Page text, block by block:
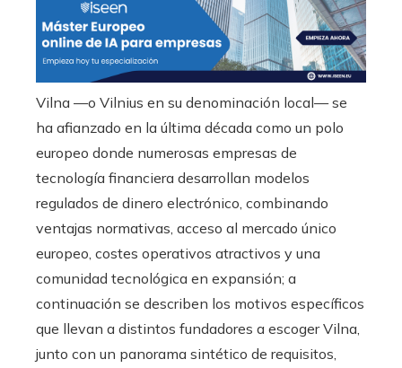
Vilna —o Vilnius en su denominación local— se
ha afianzado en la última década como un polo
europeo donde numerosas empresas de
tecnología financiera desarrollan modelos
regulados de dinero electrónico, combinando
ventajas normativas, acceso al mercado único
europeo, costes operativos atractivos y una
comunidad tecnológica en expansión; a
continuación se describen los motivos específicos
que llevan a distintos fundadores a escoger Vilna,
junto con un panorama sintético de requisitos,